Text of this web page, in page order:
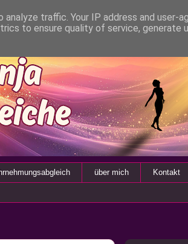
über mich Kontakt
traffic. Your IP address and user-
to ensure quality of service, generate